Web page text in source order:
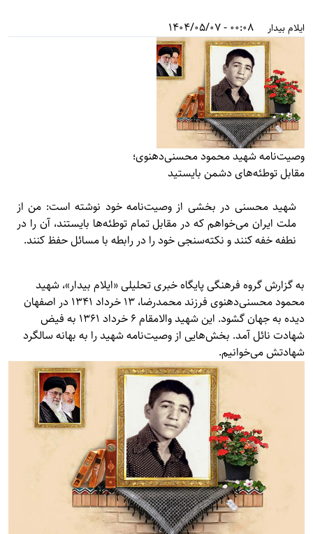
ایلام بیدار 00:08 - 1404/05/07
وصیت‌نامه شهید محمود محسنی‌دهنوی؛
مقابل توطئه‌های دشمن بایستید
شهید محسنی در بخشی از وصیت‌نامه خود نوشته است: من از
ملت ايران می‌خواهم كه در مقابل تمام توطئه‌ها بايستند، آن را در
نطفه خفه كنند و نكته‌سنجی خود را در رابطه با مسائل حفظ كنند.
به گزارش گروه فرهنگی پایگاه خبری تحلیلی «ایلام بیدار»، شهید
محمود محسنی‌دهنوی فرزند محمدرضا، 13 خرداد 1341 در اصفهان
دیده به جهان گشود. این شهید والامقام 6 خرداد 1361 به فیض
شهادت نائل آمد. بخش‌هایی از وصیت‌نامه شهید را به بهانه سالگرد
شهادتش می‌خوانیم.